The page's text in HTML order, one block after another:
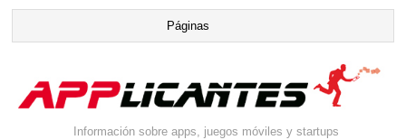
Información sobre apps, juegos móviles y startups